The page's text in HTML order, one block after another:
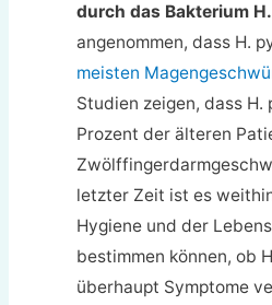
durch das Bakterium
angenommen, dass H.
meisten
Studien zeigen, dass
Prozent der älteren
letzter Zeit ist es
Hygiene und der
bestimmen können, ob
überhaupt Symptome